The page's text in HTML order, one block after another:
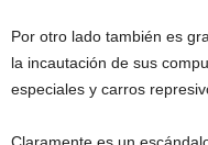
Por otro lado también es
la incautación de sus
especiales y carros